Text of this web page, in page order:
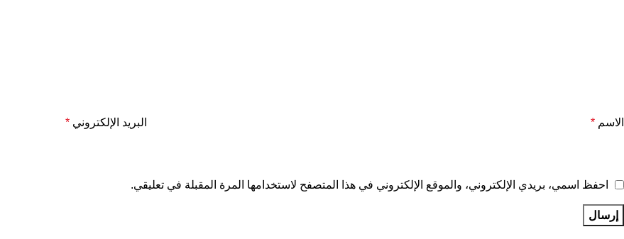
الاسم * البريد الإلكتروني *
احفظ اسمي، بريدي الإلكتروني، والموقع الإلكتروني في هذا المتصفح لاستخدامها المرة المقبلة في تعليقي.